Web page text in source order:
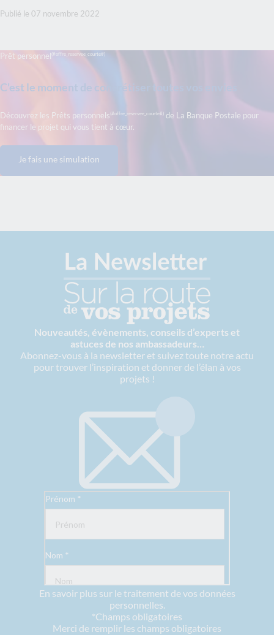
Publié le 07 novembre 2022
Prêt personnel (#offre_reservee_courte#)
C'est le moment de concrétiser toutes vos envies
Découvrez les Prêts personnels (#offre_reservee_courte#) de La Banque Postale pour
financer le projet qui vous tient à cœur.
Je fais une simulation
Nouveautés, évènements, conseils d’experts et
astuces de nos ambassadeurs…
Abonnez-vous à la newsletter et suivez toute notre actu
pour trouver l’inspiration et donner de l’élan à vos
projets !
En savoir plus sur le traitement de vos données
personnelles.
*Champs obligatoires
Merci de remplir les champs obligatoires